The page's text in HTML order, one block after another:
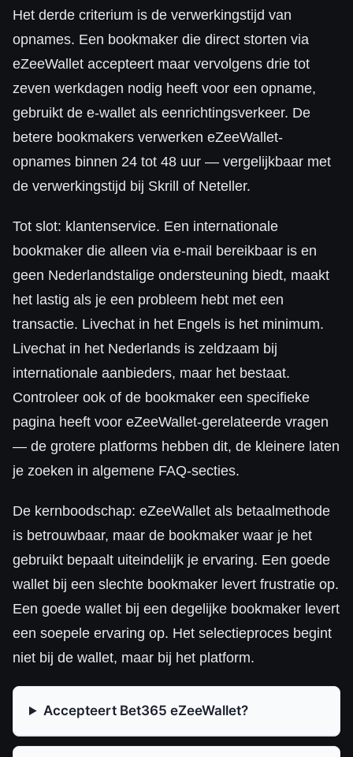
Het derde criterium is de verwerkingstijd van
opnames. Een bookmaker die direct storten via
eZeeWallet accepteert maar vervolgens drie tot
zeven werkdagen nodig heeft voor een opname,
gebruikt de e-wallet als eenrichtingsverkeer. De
betere bookmakers verwerken eZeeWallet-
opnames binnen 24 tot 48 uur — vergelijkbaar met
de verwerkingstijd bij Skrill of Neteller.
Tot slot: klantenservice. Een internationale
bookmaker die alleen via e-mail bereikbaar is en
geen Nederlandstalige ondersteuning biedt, maakt
het lastig als je een probleem hebt met een
transactie. Livechat in het Engels is het minimum.
Livechat in het Nederlands is zeldzaam bij
internationale aanbieders, maar het bestaat.
Controleer ook of de bookmaker een specifieke
pagina heeft voor eZeeWallet-gerelateerde vragen
— de grotere platforms hebben dit, de kleinere laten
je zoeken in algemene FAQ-secties.
De kernboodschap: eZeeWallet als betaalmethode
is betrouwbaar, maar de bookmaker waar je het
gebruikt bepaalt uiteindelijk je ervaring. Een goede
wallet bij een slechte bookmaker levert frustratie op.
Een goede wallet bij een degelijke bookmaker levert
een soepele ervaring op. Het selectieproces begint
niet bij de wallet, maar bij het platform.
Accepteert Bet365 eZeeWallet?